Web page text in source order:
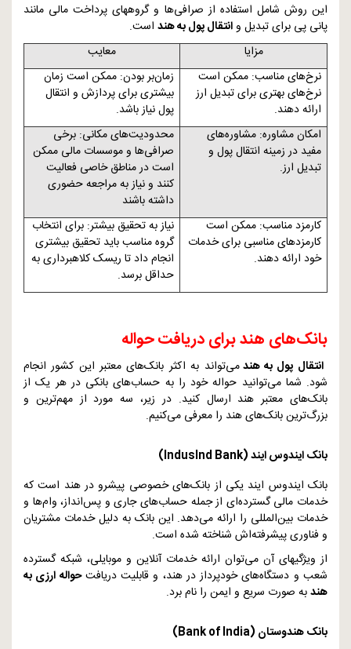
این روش شامل استفاده از صرافی‌ها و گروههای پرداخت مالی مانند
پانی پی برای تبدیل وانتقال پول به هند است.
مزایا
معایب
نرخ‌های مناسب: ممکن است
نرخ‌های بهتری برای تبدیل ارز
ارائه دهند.
زمان‌بر بودن: ممکن است زمان
بیشتری برای پردازش و انتقال
پول نیاز باشد.
امکان مشاوره: مشاوره‌های
مفید در زمینه انتقال پول و
تبدیل ارز.
محدودیت‌های مکانی: برخی
صرافی‌ها و موسسات مالی ممکن
است در مناطق خاصی فعالیت
کنند و نیاز به مراجعه حضوری
داشته باشند
کارمزد مناسب: ممکن است
کارمزدهای مناسبی برای خدمات
خود ارائه دهند.
نیاز به تحقیق بیشتر: برای انتخاب
گروه مناسب باید تحقیق بیشتری
انجام داد تا ریسک کلاهبرداری به
حداقل برسد.
بانک‌های هند برای دریافت حواله
انتقال پول به هندمی‌تواند به اکثر بانک‌های معتبر این کشور انجام
شود. شما می‌توانید حواله خود را به حساب‌های بانکی در هر یک از
بانک‌های معتبر هند ارسال کنید. در زیر، سه مورد از مهم‌ترین و
بزرگ‌ترین بانک‌های هند را معرفی می‌کنیم.
بانک ایندوس ایند (IndusInd Bank
)
بانک ایندوس ایند یکی از بانک‌های خصوصی پیشرو در هند است که
خدمات مالی گسترده‌ای از جمله حساب‌های جاری و پس‌انداز، وام‌ها و
خدمات بین‌المللی را ارائه می‌دهد. این بانک به دلیل خدمات مشتریان
و فناوری پیشرفته‌اش شناخته شده است.
از ویژگیهای آن می‌توان ارائه خدمات آنلاین و موبایلی، شبکه گسترده
شعب و دستگاه‌های خودپرداز در هند، و قابلیت دریافتحواله ارزی به
هندبه صورت سریع و ایمن را نام برد.
بانک هندوستان (Bank of India
)